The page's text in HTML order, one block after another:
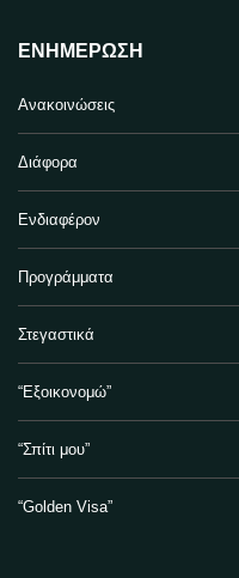
ΕΝΗΜΈΡΩΣΗ
Ανακοινώσεις
Διάφορα
Ενδιαφέρον
Προγράμματα
Στεγαστικά
“Εξοικονομώ”
“Σπίτι μου”
“Golden Visa”